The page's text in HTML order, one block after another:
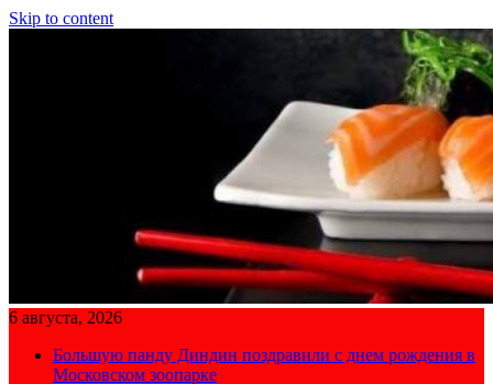
Skip to content
6 августа, 2026
Большую панду Диндин поздравили с днем рождения в
Московском зоопарке